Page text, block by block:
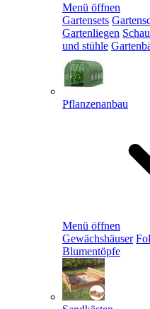
Menü öffnen
Gartensets
Gartenliegen
und stühle
Pflanzenanbau
Menü öffnen
Gewächshäuser
Blumentöpfe